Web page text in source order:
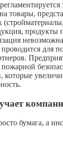
на товары,
продукты
для
которые
бумага, а